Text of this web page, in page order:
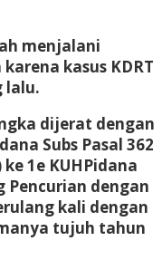
menjalani
kasus KDRT
lalu.
dijerat dengan
Subs Pasal 362
1e KUHPidana
Pencurian dengan
kali dengan
tujuh tahun